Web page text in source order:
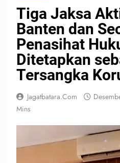
Tiga Jaksa
Banten dan
Penasihat
Ditetapkan
Tersangka
Jagatbatara.com
Mins